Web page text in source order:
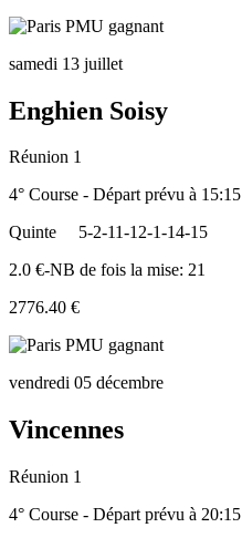
samedi 13 juillet
Enghien Soisy
Réunion 1
4° Course - Départ prévu à 15:15
Quinte
5-2-11-12-1-14-15
2.0 €-NB de fois la mise: 21
2776.40 €
vendredi 05 décembre
Vincennes
Réunion 1
4° Course - Départ prévu à 20:15